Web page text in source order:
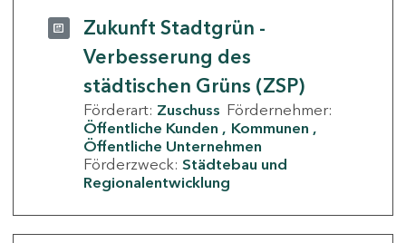
Zukunft Stadtgrün -
Verbesserung des
städtischen Grüns (ZSP)
Förderart: Zuschuss Fördernehmer:
Öffentliche Kunden
Kommunen
Öffentliche Unternehmen
Förderzweck: Städtebau und
Regionalentwicklung